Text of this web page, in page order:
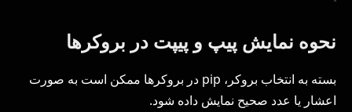
نحوه نمایش پیپ و پیپت در بروکرها
بسته به انتخاب بروکر، pip در بروکرها ممکن است به صورت
اعشار یا عدد صحیح نمایش داده شود.